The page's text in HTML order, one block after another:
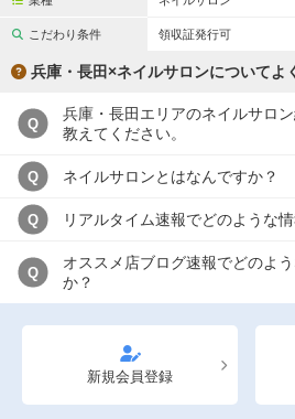
こだわり条件 領収証発行可
兵庫・長田×ネイルサロンについてよ
Q
兵庫・長田エリアのネイルサロ
教えてください。
Q ネイルサロンとはなんですか？
Q リアルタイム速報でどのような
Q
オススメ店ブログ速報でどのよ
か？
新規会員登録